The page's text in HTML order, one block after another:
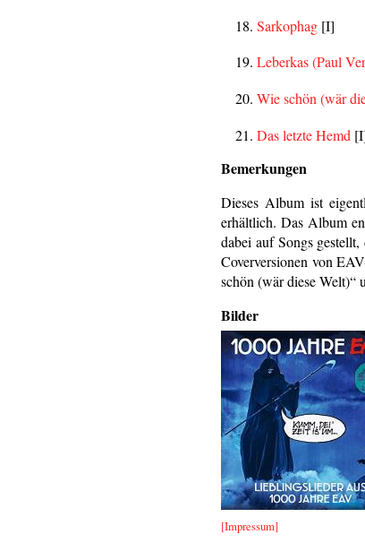
Sarkophag [I]
Leberkas (Paul
Wie schön (wär
Das letzte Hemd
Bemerkungen
Dieses Album ist
erhältlich. Das Album
dabei auf Songs
Coverversionen von
schön (wär diese Welt)“
Bilder
[Impressum]